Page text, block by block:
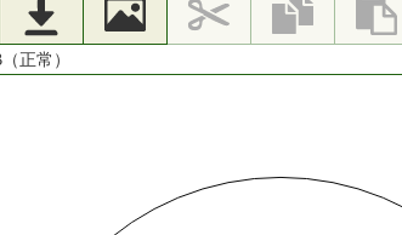
正常）